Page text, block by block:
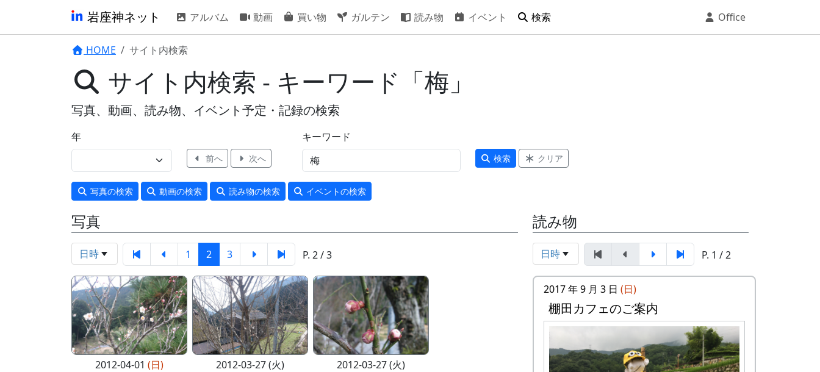
岩座神ネット アルバム 動画 買い物 ガルテン 読み物 イベント 検索 Office
HOME サイト内検索
サイト内検索 - キーワード「梅」
写真、動画、読み物、イベント予定・記録の検索
年
前へ 次へ
キーワード
検索 クリア
写真の検索 動画の検索 読み物の検索 イベントの検索
写真
日時 1 2 3 P. 2 / 3
2012-04-01 (日) 2012-03-27 (火) 2012-03-27 (火)
読み物
日時 P. 1 / 2
2017 年 9 月 3 日 (日)
棚田カフェのご案内